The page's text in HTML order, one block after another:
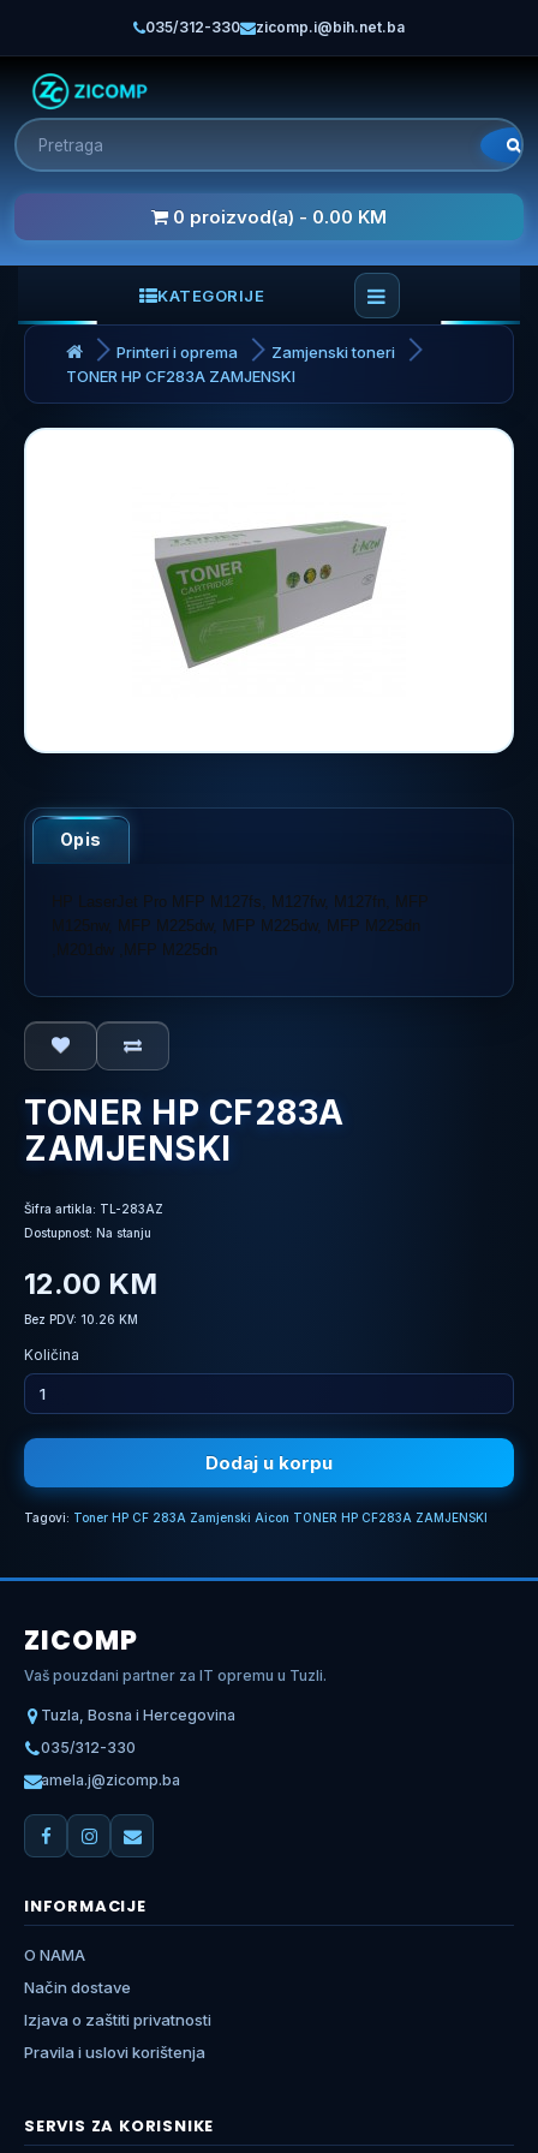
035/312-330 zicomp.i@bih.net.ba
0 proizvod(a) - 0.00 KM
KATEGORIJE
Printeri i oprema
Zamjenski toneri
TONER HP CF283A ZAMJENSKI
Opis
HP LaserJet Pro MFP M127fs, M127fw, M127fn, MFP
M125nw, MFP M225dw, MFP M225dw, MFP M225dn
,M201dw ,MFP M225dn
TONER HP CF283A
ZAMJENSKI
Šifra artikla: TL-283AZ
Dostupnost: Na stanju
12.00 KM
Bez PDV: 10.26 KM
Količina
Dodaj u korpu
Tagovi: Toner HP CF 283A Zamjenski Aicon TONER HP CF283A ZAMJENSKI
ZICOMP
Vaš pouzdani partner za IT opremu u Tuzli.
Tuzla, Bosna i Hercegovina
035/312-330
amela.j@zicomp.ba
INFORMACIJE
O NAMA
Način dostave
Izjava o zaštiti privatnosti
Pravila i uslovi korištenja
SERVIS ZA KORISNIKE